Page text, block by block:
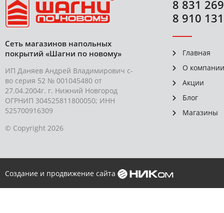
Сеть магазинов напольных
покрытий «Шагни по новому»
ИП Даняев Андрей Владимирович с-
во серия 52 № 001045480 от
27.04.2004г. г. Нижний Новгород
ОГРНИП 304525811800050; ИНН
525700916309
© Copyright 2026
8 831
8 910
Главная
О компании
Акции
Блог
Магазины
Создание и продвижение сайта